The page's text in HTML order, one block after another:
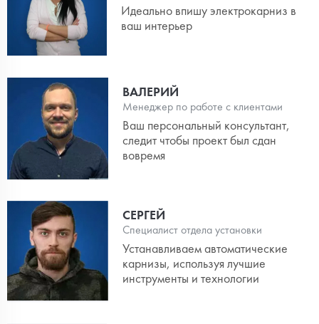
Идеально впишу электрокарниз в
ваш интерьер
ВАЛЕРИЙ
Менеджер по работе с клиентами
Ваш персональный консультант,
следит чтобы проект был сдан
вовремя
СЕРГЕЙ
Специалист отдела установки
Устанавливаем автоматические
карнизы, используя лучшие
инструменты и технологии